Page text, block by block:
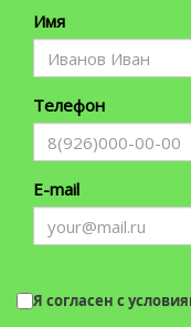
Имя
Телефон
E-mail
Я согласен с